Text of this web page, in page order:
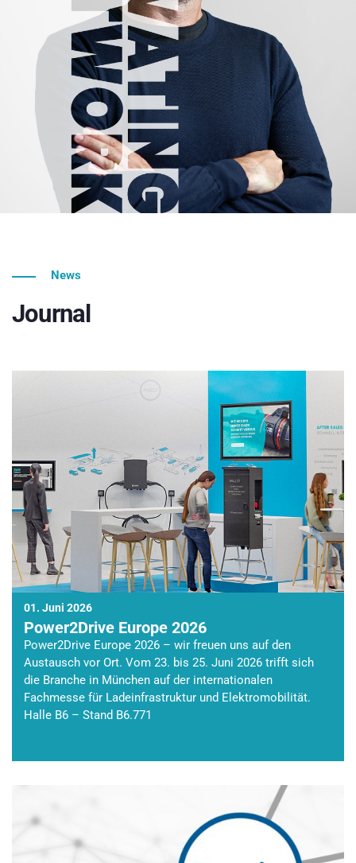
News
Journal
01. Juni 2026
Power2Drive Europe 2026
Power2Drive Europe 2026 – wir freuen uns auf den
Austausch vor Ort. Vom 23. bis 25. Juni 2026 trifft sich
die Branche in München auf der internationalen
Fachmesse für Ladeinfrastruktur und Elektromobilität.
Halle B6 – Stand B6.771